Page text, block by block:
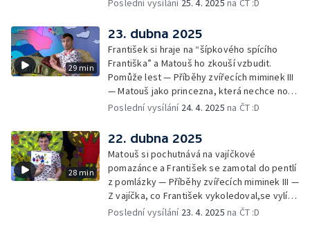
obrázky + rozloučení
Poslední vysílání 25. 4. 2025 na ČT :D
29 min
23. dubna 2025
František si hraje na “šípkového spícího
Františka” a Matouš ho zkouší vzbudit.
Pomůže lest — Příběhy zvířecích miminek III
— Matouš jako princezna, která nechce nosit
brýle… — Cvoček astronautem — Nestyďte
Poslední vysílání 24. 4. 2025 na ČT :D
28 min
22. dubna 2025
Matouš si pochutnává na vajíčkové
pomazánce a František se zamotal do pentlí
z pomlázky — Příběhy zvířecích miminek III —
Z vajíčka, co František vykoledoval,se vylíhl
drak. Nejí princezny, ale miluje vajíčkovou
Poslední vysílání 23. 4. 2025 na ČT :D